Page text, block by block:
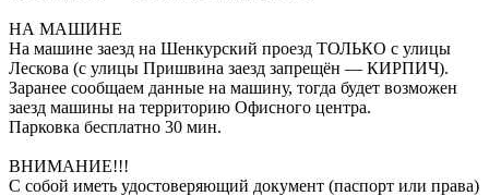
НА МАШИНЕ
На машине заезд на Шенкурский проезд ТОЛЬКО с улицы
Лескова (с улицы Пришвина заезд запрещён — КИРПИЧ).
Заранее сообщаем данные на машину, тогда будет возможен
заезд машины на территорию Офисного центра.
Парковка бесплатно 30 мин.
ВНИМАНИЕ!!!
С собой иметь удостоверяющий документ (паспорт или права)